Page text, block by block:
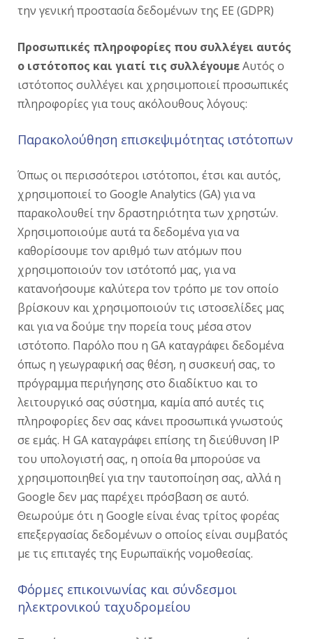
την γενική προστασία δεδομένων της ΕΕ (GDPR)
Προσωπικές πληροφορίες που συλλέγει αυτός
ο ιστότοπος και γιατί τις συλλέγουμεΑυτός ο
ιστότοπος συλλέγει και χρησιμοποιεί προσωπικές
πληροφορίες για τους ακόλουθους λόγους:
Παρακολούθηση επισκεψιμότητας ιστότοπων
Όπως οι περισσότεροι ιστότοποι, έτσι και αυτός,
χρησιμοποιεί το Google Analytics (GA) για να
παρακολουθεί την δραστηριότητα των χρηστών.
Χρησιμοποιούμε αυτά τα δεδομένα για να
καθορίσουμε τον αριθμό των ατόμων που
χρησιμοποιούν τον ιστότοπό μας, για να
κατανοήσουμε καλύτερα τον τρόπο με τον οποίο
βρίσκουν και χρησιμοποιούν τις ιστοσελίδες μας
και για να δούμε την πορεία τους μέσα στον
ιστότοπο. Παρόλο που η GA καταγράφει δεδομένα
όπως η γεωγραφική σας θέση, η συσκευή σας, το
πρόγραμμα περιήγησης στο διαδίκτυο και το
λειτουργικό σας σύστημα, καμία από αυτές τις
πληροφορίες δεν σας κάνει προσωπικά γνωστούς
σε εμάς. Η GA καταγράφει επίσης τη διεύθυνση IP
του υπολογιστή σας, η οποία θα μπορούσε να
χρησιμοποιηθεί για την ταυτοποίηση σας, αλλά η
Google δεν μας παρέχει πρόσβαση σε αυτό.
Θεωρούμε ότι η Google είναι ένας τρίτος φορέας
επεξεργασίας δεδομένων ο οποίος είναι συμβατός
με τις επιταγές της Ευρωπαϊκής νομοθεσίας.
Φόρμες επικοινωνίας και σύνδεσμοι
ηλεκτρονικού ταχυδρομείου